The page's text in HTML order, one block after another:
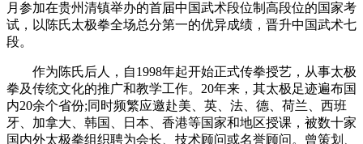
月参加在贵州清镇举办的首届中国武术段位制高段位的国家考
试，以陈氏太极拳全场总分第一的优异成绩，晋升中国武术七
段。
作为陈氏后人，自1998年起开始正式传拳授艺，从事太极
拳及传统文化的推广和教学工作。20年来，其太极足迹遍布国
内20余个省份;同时频繁应邀赴美、英、法、德、荷兰、西班
牙、加拿大、韩国、日本、香港等国家和地区授课，被数十家
国内外太极拳组织聘为会长、技术顾问或名誉顾问。曾策划、